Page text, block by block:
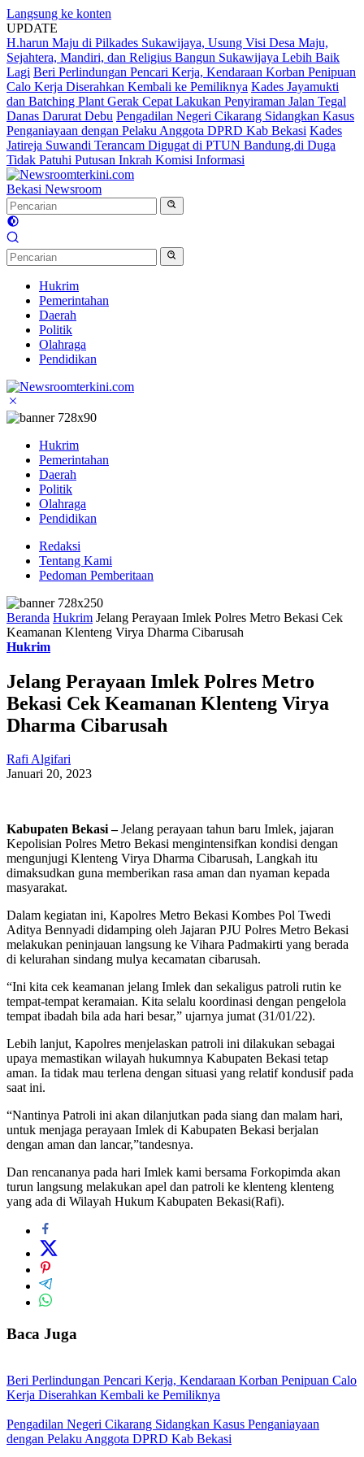
Langsung ke konten
UPDATE
H.harun Maju di Pilkades Sukawijaya, Usung Visi Desa Maju,
Sejahtera, Mandiri, dan Religius Bangun Sukawijaya Lebih Baik
Lagi Beri Perlindungan Pencari Kerja, Kendaraan Korban Penipuan
Calo Kerja Diserahkan Kembali ke Pemiliknya Kades Jayamukti
dan Batching Plant Gerak Cepat Lakukan Penyiraman Jalan Tegal
Danas Darurat Debu Pengadilan Negeri Cikarang Sidangkan Kasus
Penganiayaan dengan Pelaku Anggota DPRD Kab Bekasi Kades
Jatireja Suwandi Terancam Digugat di PTUN Bandung,di Duga
Tidak Patuhi Putusan Inkrah Komisi Informasi
Bekasi Newsroom
Hukrim
Pemerintahan
Daerah
Politik
Olahraga
Pendidikan
Hukrim
Pemerintahan
Daerah
Politik
Olahraga
Pendidikan
Redaksi
Tentang Kami
Pedoman Pemberitaan
Beranda Hukrim Jelang Perayaan Imlek Polres Metro Bekasi Cek
Keamanan Klenteng Virya Dharma Cibarusah
Hukrim
Jelang Perayaan Imlek Polres Metro
Bekasi Cek Keamanan Klenteng Virya
Dharma Cibarusah
Rafi Algifari
Januari 20, 2023
Kabupaten Bekasi –Jelang perayaan tahun baru Imlek, jajaran
Kepolisian Polres Metro Bekasi mengintensifkan kondisi dengan
mengunjugi Klenteng Virya Dharma Cibarusah, Langkah itu
dimaksudkan guna memberikan rasa aman dan nyaman kepada
masyarakat.
Dalam kegiatan ini, Kapolres Metro Bekasi Kombes Pol Twedi
Aditya Bennyadi didamping oleh Jajaran PJU Polres Metro Bekasi
melakukan peninjauan langsung ke Vihara Padmakirti yang berada
di kelurahan sindang mulya kecamatan cibarusah.
“Ini kita cek keamanan jelang Imlek dan sekaligus patroli rutin ke
tempat-tempat keramaian. Kita selalu koordinasi dengan pengelola
tempat ibadah bila ada hari besar,” ujarnya jumat (31/01/22).
Lebih lanjut, Kapolres menjelaskan patroli ini dilakukan sebagai
upaya memastikan wilayah hukumnya Kabupaten Bekasi tetap
aman. Ia tidak mau terlena dengan situasi yang relatif kondusif pada
saat ini.
“Nantinya Patroli ini akan dilanjutkan pada siang dan malam hari,
untuk menjaga perayaan Imlek di Kabupaten Bekasi berjalan
dengan aman dan lancar,”tandesnya.
Dan rencananya pada hari Imlek kami bersama Forkopimda akan
turun langsung melakukan apel dan patroli ke klenteng klenteng
yang ada di Wilayah Hukum Kabupaten Bekasi(Rafi).
Baca Juga
Beri Perlindungan Pencari Kerja, Kendaraan Korban Penipuan Calo
Kerja Diserahkan Kembali ke Pemiliknya
Pengadilan Negeri Cikarang Sidangkan Kasus Penganiayaan
dengan Pelaku Anggota DPRD Kab Bekasi